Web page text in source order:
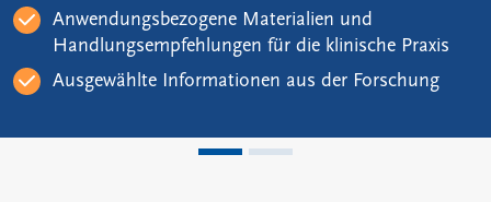
Anwendungsbezogene Materialien und
Handlungsempfehlungen für die klinische Praxis
Ausgewählte Informationen aus der Forschung